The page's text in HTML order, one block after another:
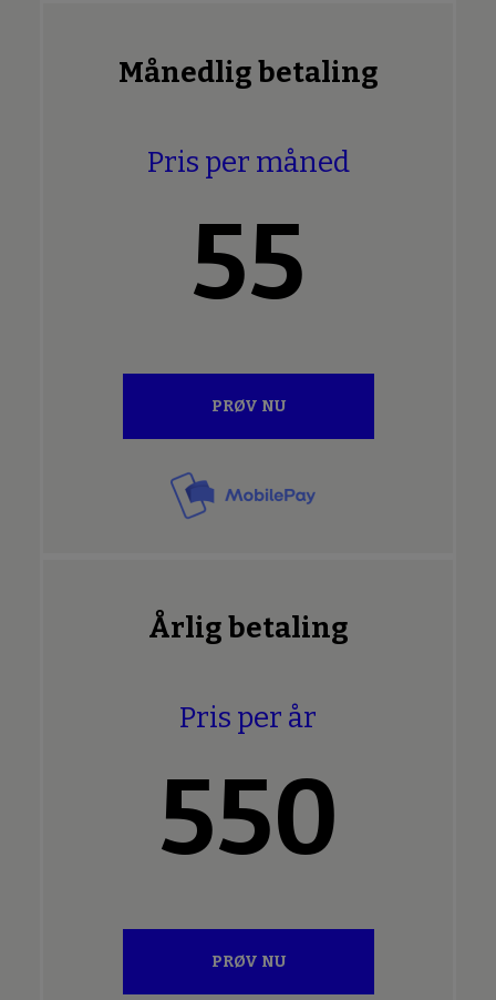
Månedlig betaling
Pris per måned
55
PRØV NU
Årlig betaling
Pris per år
550
PRØV NU